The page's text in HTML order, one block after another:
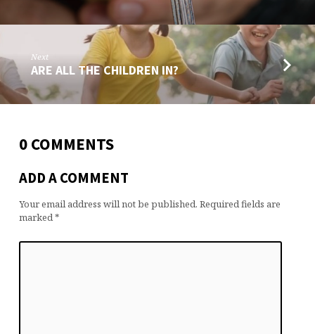
Next
ARE ALL THE CHILDREN IN?
0 COMMENTS
ADD A COMMENT
Your email address will not be published. Required fields are
marked*